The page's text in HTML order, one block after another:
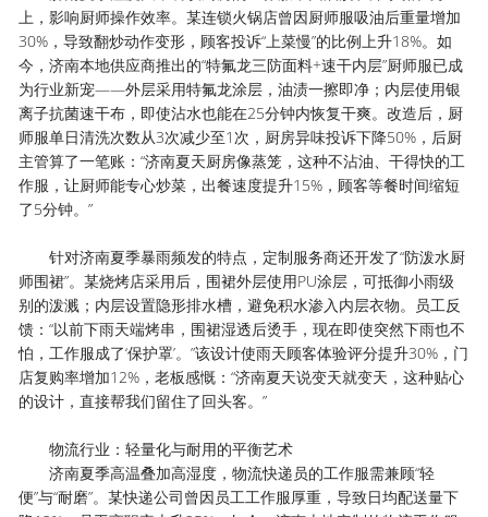
上，影响厨师操作效率。某连锁火锅店曾因厨师服吸油后重量增加
30%，导致翻炒动作变形，顾客投诉“上菜慢”的比例上升18%。如
今，济南本地供应商推出的“特氟龙三防面料+速干内层”厨师服已成
为行业新宠——外层采用特氟龙涂层，油渍一擦即净；内层使用银
离子抗菌速干布，即使沾水也能在25分钟内恢复干爽。改造后，厨
师服单日清洗次数从3次减少至1次，厨房异味投诉下降50%，后厨
主管算了一笔账：“济南夏天厨房像蒸笼，这种不沾油、干得快的工
作服，让厨师能专心炒菜，出餐速度提升15%，顾客等餐时间缩短
了5分钟。”
针对济南夏季暴雨频发的特点，定制服务商还开发了“防泼水厨
师围裙”。某烧烤店采用后，围裙外层使用PU涂层，可抵御小雨级
别的泼溅；内层设置隐形排水槽，避免积水渗入内层衣物。员工反
馈：“以前下雨天端烤串，围裙湿透后烫手，现在即使突然下雨也不
怕，工作服成了‘保护罩’。”该设计使雨天顾客体验评分提升30%，门
店复购率增加12%，老板感慨：“济南夏天说变天就变天，这种贴心
的设计，直接帮我们留住了回头客。”
物流行业：轻量化与耐用的平衡艺术
济南夏季高温叠加高湿度，物流快递员的工作服需兼顾“轻
便”与“耐磨”。某快递公司曾因员工工作服厚重，导致日均配送量下